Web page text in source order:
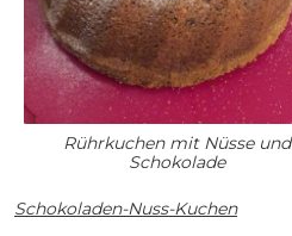
Rührkuchen mit Nüsse und
Schokolade
Schokoladen-Nuss-Kuchen